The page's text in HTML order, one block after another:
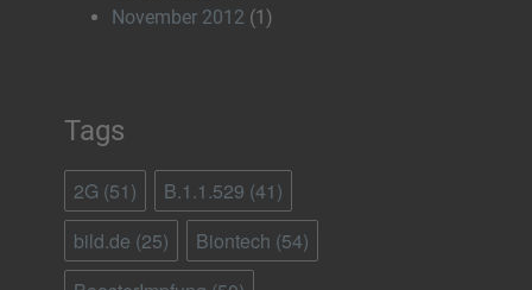
November 2012 (1)
Tags
2G (51) B.1.1.529 (41)
bild.de (25) Biontech (54)